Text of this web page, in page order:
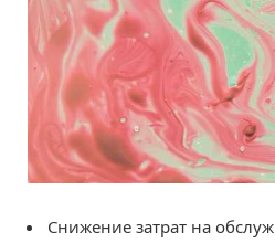
Снижение затрат на